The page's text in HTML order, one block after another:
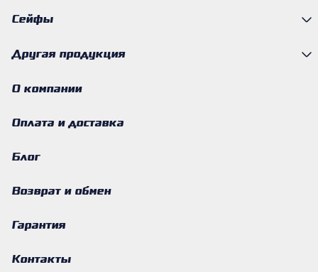
Сейфы
Другая продукция
О компании
Оплата и доставка
Блог
Возврат и обмен
Гарантия
Контакты